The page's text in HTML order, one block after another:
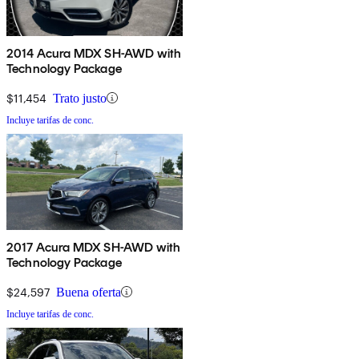
2014 Acura MDX SH-AWD with
Technology Package
$11,454 Trato justo
Incluye tarifas de conc.
2017 Acura MDX SH-AWD with
Technology Package
$24,597 Buena oferta
Incluye tarifas de conc.